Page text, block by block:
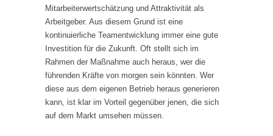
Mitarbeiterwertschätzung und Attraktivität als
Arbeitgeber. Aus diesem Grund ist eine
kontinuierliche Teamentwicklung immer eine gute
Investition für die Zukunft. Oft stellt sich im
Rahmen der Maßnahme auch heraus, wer die
führenden Kräfte von morgen sein könnten. Wer
diese aus dem eigenen Betrieb heraus generieren
kann, ist klar im Vorteil gegenüber jenen, die sich
auf dem Markt umsehen müssen.